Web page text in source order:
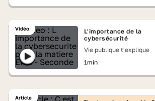
Vidéo
L'importance de la
cybersécurité
Vie publique t'explique
1min
Article